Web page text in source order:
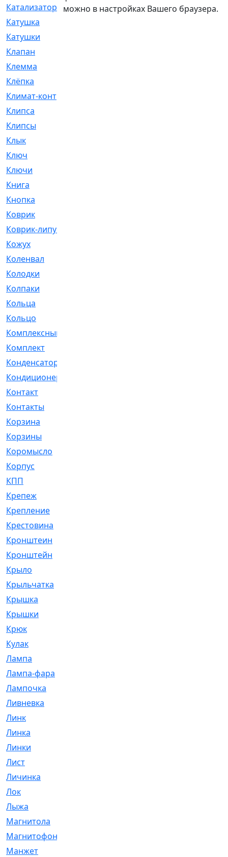
Катализатор
[1]
Катушка
Катушки
Клапан
Клемма
Клёпка
Климат-контроль
Клипса
Клипсы
Клык
Ключ
Ключи
Книга
Кнопка
Коврик
Коврик-липучка
Кожух
Коленвал
Колодки
Колпаки
Кольца
Кольцо
Комплексный
Комплект
Конденсатор
Кондиционер
Контакт
Контакты
Корзина
Корзины
Коромысло
Корпус
КПП
Крепеж
Крепление
Крестовина
Кронштеин
Кронштейн
Крыло
Крыльчатка
Крышка
Крышки
Крюк
Кулак
Лампа
Лампа-фара
Лампочка
Ливневка
Линк
Линка
Линки
Лист
Личинка
Лок
Лыжа
Магнитола
Магнитофон
Манжет
можно в настройках Вашего браузера.